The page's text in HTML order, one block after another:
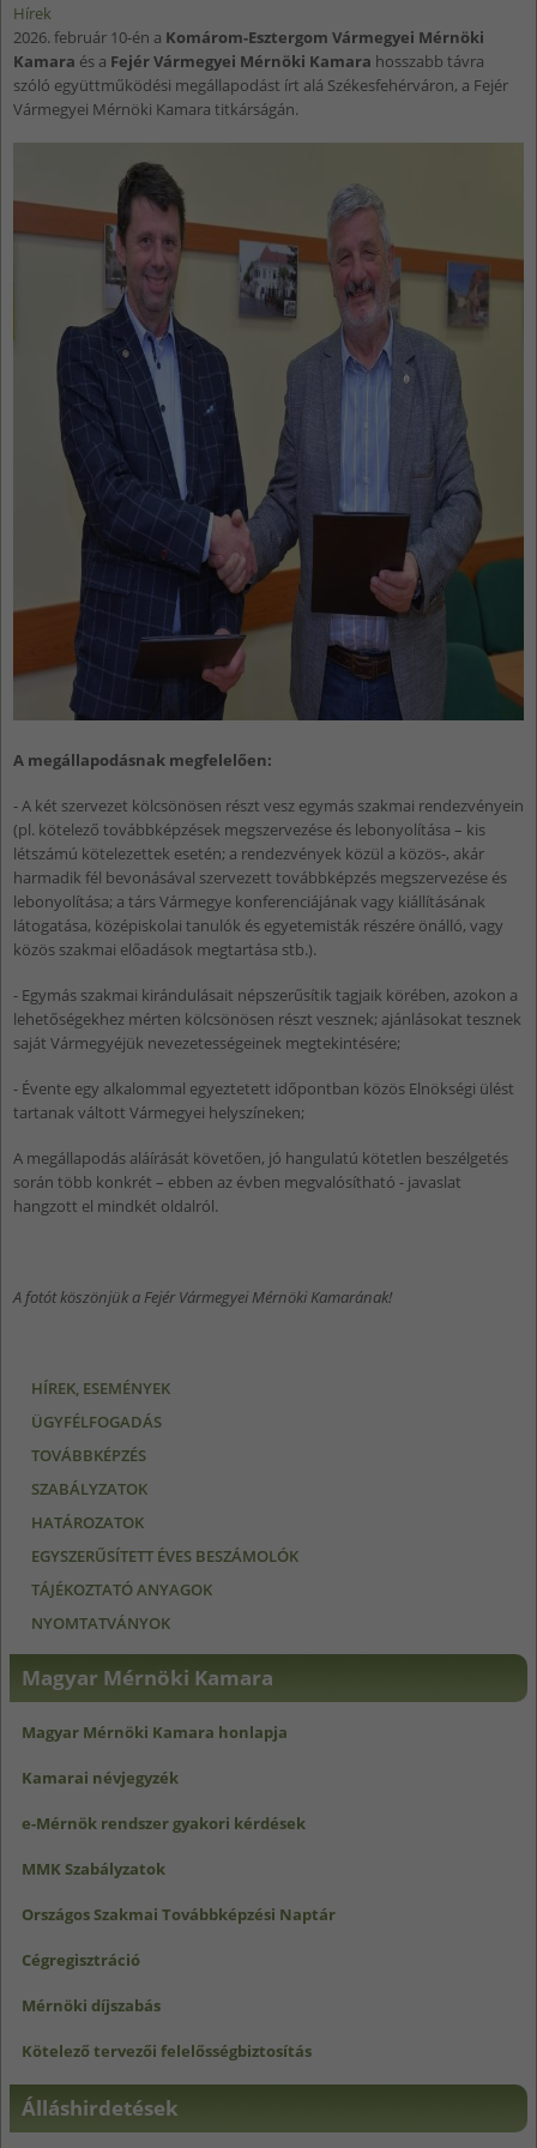
Hírek
2026. február 10-én a Komárom-Esztergom Vármegyei Mérnöki
Kamara és a Fejér Vármegyei Mérnöki Kamara hosszabb távra
szóló együttműködési megállapodást írt alá Székesfehérváron, a Fejér
Vármegyei Mérnöki Kamara titkárságán.
A megállapodásnak megfelelően:
- A két szervezet kölcsönösen részt vesz egymás szakmai rendezvényein
(pl. kötelező továbbképzések megszervezése és lebonyolítása – kis
létszámú kötelezettek esetén; a rendezvények közül a közös-, akár
harmadik fél bevonásával szervezett továbbképzés megszervezése és
lebonyolítása; a társ Vármegye konferenciájának vagy kiállításának
látogatása, középiskolai tanulók és egyetemisták részére önálló, vagy
közös szakmai előadások megtartása stb.).
- Egymás szakmai kirándulásait népszerűsítik tagjaik körében, azokon a
lehetőségekhez mérten kölcsönösen részt vesznek; ajánlásokat tesznek
saját Vármegyéjük nevezetességeinek megtekintésére;
- Évente egy alkalommal egyeztetett időpontban közös Elnökségi ülést
tartanak váltott Vármegyei helyszíneken;
A megállapodás aláírását követően, jó hangulatú kötetlen beszélgetés
során több konkrét – ebben az évben megvalósítható - javaslat
hangzott el mindkét oldalról.
A fotót köszönjük a Fejér Vármegyei Mérnöki Kamarának!
HÍREK, ESEMÉNYEK
ÜGYFÉLFOGADÁS
TOVÁBBKÉPZÉS
SZABÁLYZATOK
HATÁROZATOK
EGYSZERŰSÍTETT ÉVES BESZÁMOLÓK
TÁJÉKOZTATÓ ANYAGOK
NYOMTATVÁNYOK
Magyar Mérnöki Kamara
Magyar Mérnöki Kamara honlapja
Kamarai névjegyzék
e-Mérnök rendszer gyakori kérdések
MMK Szabályzatok
Országos Szakmai Továbbképzési Naptár
Cégregisztráció
Mérnöki díjszabás
Kötelező tervezői felelősségbiztosítás
Álláshirdetések